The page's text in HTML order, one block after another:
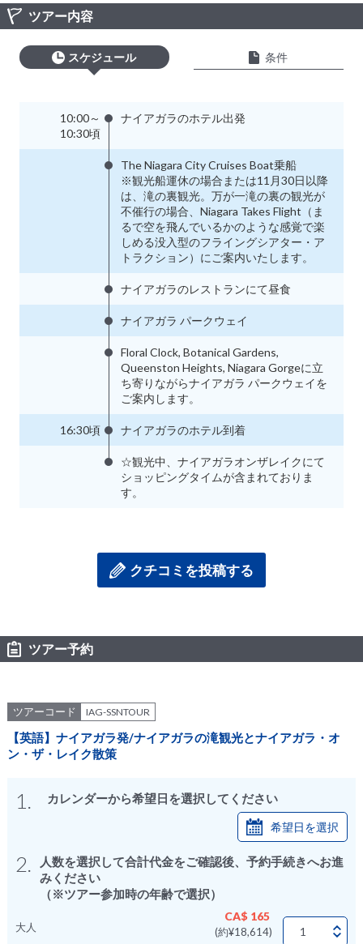
ツアー内容
スケジュール 条件
10:00～
10:30頃
ナイアガラのホテル出発
The Niagara City Cruises Boat乗船
※観光船運休の場合または11月30日以降
は、滝の裏観光。万が一滝の裏の観光が
不催行の場合、Niagara Takes Flight（ま
るで空を飛んでいるかのような感覚で楽
しめる没入型のフライングシアター・ア
トラクション）にご案内いたします。
ナイアガラのレストランにて昼食
ナイアガラ パークウェイ
Floral Clock, Botanical Gardens,
Queenston Heights, Niagara Gorgeに立
ち寄りながらナイアガラ パークウェイを
ご案内します。
16:30頃 ナイアガラのホテル到着
☆観光中、ナイアガラオンザレイクにて
ショッピングタイムが含まれておりま
す。
クチコミを投稿する
ツアー予約
ツアーコード IAG-SSNTOUR
【英語】ナイアガラ発/ナイアガラの滝観光とナイアガラ・オ
ン・ザ・レイク散策
1. カレンダーから希望日を選択してください
希望日を選択
2.
人数を選択して合計代金をご確認後、予約手続きへお進
みください
（※ツアー参加時の年齢で選択）
大人
CA$ 165
(約¥18,614)